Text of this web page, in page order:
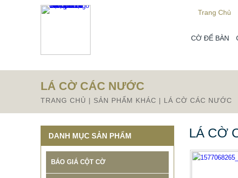
Trang Chủ
CỜ ĐỂ BÀN
Từ mục này trở xuống là mã nguồn Zalo
LÁ CỜ CÁC NƯỚC
TRANG CHỦ | SẢN PHẨM KHÁC | LÁ CỜ CÁC NƯỚC
LÁ CỜ
DANH MỤC SẢN PHẨM
BÁO GIÁ CỘT CỜ